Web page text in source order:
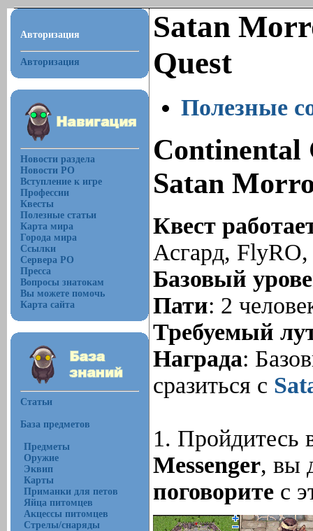
Авторизация
Авторизация
Новости раздела
Новости РО
Вступление к игре
Профессии
Квесты
Полезные статьи
Карта мира
Города мира
Ссылки
Сервера РО
Пресса
Вопросы знатокам
Вы можете помочь
Карта сайта
Статьи
База предметов
Предметы
Оружие
Эквип
Карты
Приманки для петов
Яйца питомцев
Акцессы питомцев
Стрелы/снаряды
Satan
Quest
Полезные
Continental
Satan
Квест
Асгард,
Базовый
Пати: 2
Требуемый
Награда:
сразиться с
1. Пройдитесь
Messenger, вы
поговорите с